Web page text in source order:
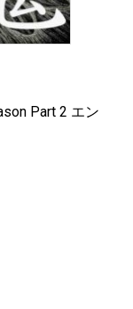
Part 2 エン